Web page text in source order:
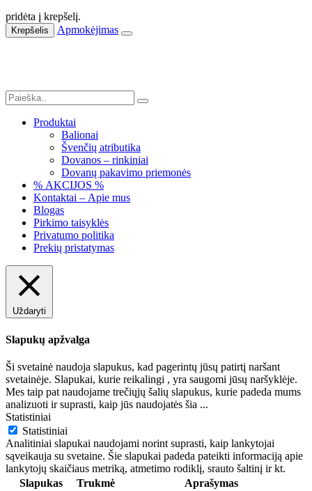
pridėta į krepšelį.
Krepšelis Apmokėjimas
Produktai
Balionai
Švenčių atributika
Dovanos – rinkiniai
Dovanų pakavimo priemonės
% AKCIJOS %
Kontaktai – Apie mus
Blogas
Pirkimo taisyklės
Privatumo politika
Prekių pristatymas
Uždaryti
Slapukų apžvalga
Ši svetainė naudoja slapukus, kad pagerintų jūsų patirtį naršant
svetainėje. Slapukai, kurie reikalingi , yra saugomi jūsų naršyklėje.
Mes taip pat naudojame trečiųjų šalių slapukus, kurie padeda mums
analizuoti ir suprasti, kaip jūs naudojatės šia ...
Statistiniai
Statistiniai
Analitiniai slapukai naudojami norint suprasti, kaip lankytojai
sąveikauja su svetaine. Šie slapukai padeda pateikti informaciją apie
lankytojų skaičiaus metriką, atmetimo rodiklį, srauto šaltinį ir kt.
Slapukas
Trukmė Aprašymas